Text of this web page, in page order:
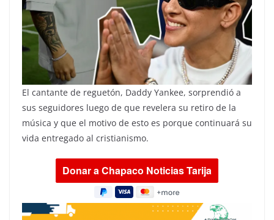
El cantante de reguetón, Daddy Yankee, sorprendió a
sus seguidores luego de que revelera su retiro de la
música y que el motivo de esto es porque continuará su
vida entregado al cristianismo.